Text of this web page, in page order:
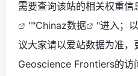
需要查询该站的相关权重信
""Chinaz数据
"进入；
议大家请以爱站数据为准，
Geoscience Frontiers的访